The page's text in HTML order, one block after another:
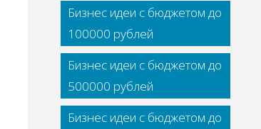
Бизнес идеи с бюджетом до
100000 рублей
Бизнес идеи с бюджетом до
500000 рублей
Бизнес идеи с бюджетом до